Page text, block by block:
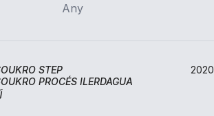
Any
STEP
PROCÉS ILERDAGUA
2020